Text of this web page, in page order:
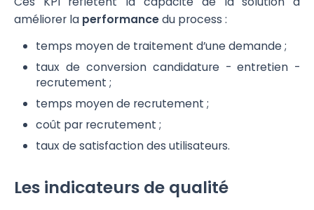
améliorer la performancedu process :
temps moyen de traitement d’une demande ;
taux de conversion candidature - entretien -
recrutement ;
temps moyen de recrutement ;
coût par recrutement ;
taux de satisfaction des utilisateurs.
Les indicateurs de qualité